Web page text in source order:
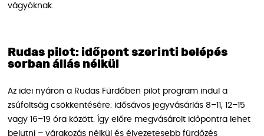
vágyóknak.
Rudas pilot: időpont szerinti belépés
sorban állás nélkül
Az idei nyáron a Rudas Fürdőben pilot program indul a
zsúfoltság csökkentésére: idősávos jegyvásárlás 8–11, 12–15
vagy 16–19 óra között. Így előre megvásárolt időpontra lehet
bejutni – várakozás nélkül és élvezetesebb fürdőzés